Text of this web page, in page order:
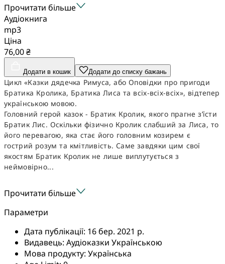
Прочитати більше
Аудіокнига
mp3
Ціна
76,00 ₴
Додати в кошик Додати до списку бажань
Цикл «Казки дядечка Римуса, або Оповідки про пригоди
Братика Кролика, Братика Лиса та всіх-всіх-всіх», відтепер
українською мовою.
Головний герой казок - Братик Кролик, якого прагне з’їсти
Братик Лис. Оскільки фізично Кролик слабший за Лиса, то
його перевагою, яка стає його головним козирем є
гострий розум та кмітливість. Саме завдяки цим свої
якостям Братик Кролик не лише виплутується з
неймовірно...
Прочитати більше
Параметри
Дата публікації: 16 бер. 2021 р.
Видавець: Аудіоказки Українською
Мова продукту: Українська